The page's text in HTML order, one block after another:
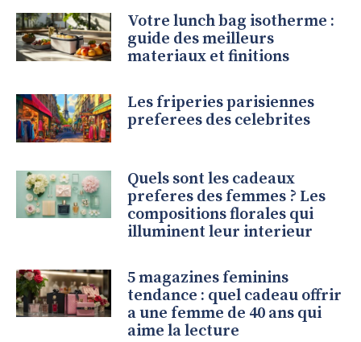
Votre lunch bag isotherme :
guide des meilleurs
materiaux et finitions
Les friperies parisiennes
preferees des celebrites
Quels sont les cadeaux
preferes des femmes ? Les
compositions florales qui
illuminent leur interieur
5 magazines feminins
tendance : quel cadeau offrir
a une femme de 40 ans qui
aime la lecture